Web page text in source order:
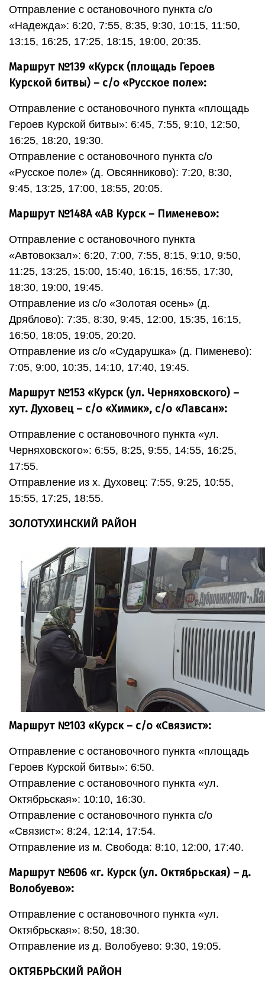
Отправление с остановочного пункта с/о
«Надежда»: 6:20, 7:55, 8:35, 9:30, 10:15, 11:50,
13:15, 16:25, 17:25, 18:15, 19:00, 20:35.
Маршрут №139 «Курск (площадь Героев
Курской битвы) – с/о «Русское поле»:
Отправление с остановочного пункта «площадь
Героев Курской битвы»: 6:45, 7:55, 9:10, 12:50,
16:25, 18:20, 19:30.
Отправление с остановочного пункта с/о
«Русское поле» (д. Овсянниково): 7:20, 8:30,
9:45, 13:25, 17:00, 18:55, 20:05.
Маршрут №148А «АВ Курск – Пименево»:
Отправление с остановочного пункта
«Автовокзал»: 6:20, 7:00, 7:55, 8:15, 9:10, 9:50,
11:25, 13:25, 15:00, 15:40, 16:15, 16:55, 17:30,
18:30, 19:00, 19:45.
Отправление из с/о «Золотая осень» (д.
Дряблово): 7:35, 8:30, 9:45, 12:00, 15:35, 16:15,
16:50, 18:05, 19:05, 20:20.
Отправление из с/о «Сударушка» (д. Пименево):
7:05, 9:00, 10:35, 14:10, 17:40, 19:45.
Маршрут №153 «Курск (ул. Черняховского) –
хут. Духовец – с/о «Химик», с/о «Лавсан»:
Отправление с остановочного пункта «ул.
Черняховского»: 6:55, 8:25, 9:55, 14:55, 16:25,
17:55.
Отправление из х. Духовец: 7:55, 9:25, 10:55,
15:55, 17:25, 18:55.
ЗОЛОТУХИНСКИЙ РАЙОН
Маршрут №103 «Курск – с/о «Связист»:
Отправление с остановочного пункта «площадь
Героев Курской битвы»: 6:50.
Отправление с остановочного пункта «ул.
Октябрьская»: 10:10, 16:30.
Отправление с остановочного пункта с/о
«Связист»: 8:24, 12:14, 17:54.
Отправление из м. Свобода: 8:10, 12:00, 17:40.
Маршрут №606 «г. Курск (ул. Октябрьская) – д.
Волобуево»:
Отправление с остановочного пункта «ул.
Октябрьская»: 8:50, 18:30.
Отправление из д. Волобуево: 9:30, 19:05.
ОКТЯБРЬСКИЙ РАЙОН